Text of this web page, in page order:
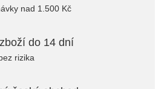
nad 1.500 Kč
do 14 dní
rizika